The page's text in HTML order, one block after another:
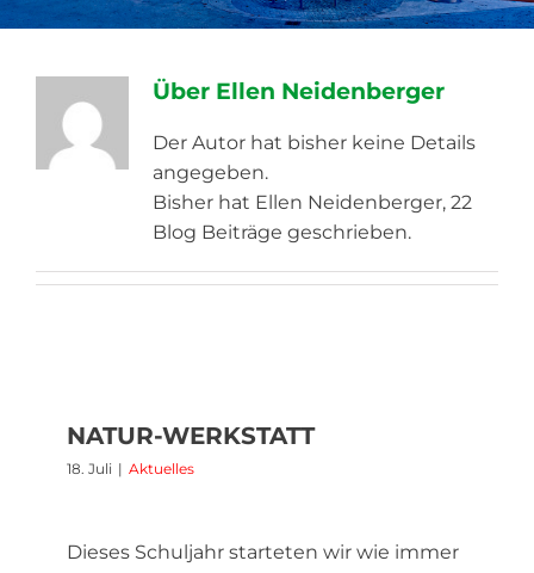
Über Ellen Neidenberger
Der Autor hat bisher keine Details
angegeben.
Bisher hat Ellen Neidenberger, 22
Blog Beiträge geschrieben.
NATUR-WERKSTATT
18. Juli | Aktuelles
Dieses Schuljahr starteten wir wie immer